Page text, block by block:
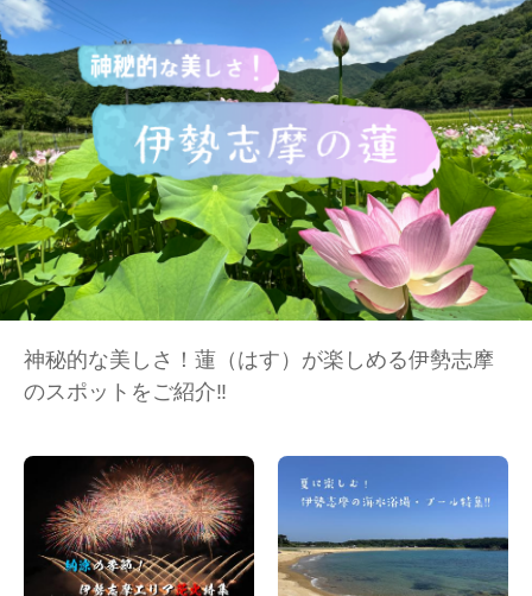
神秘的な美しさ！蓮（はす）が楽しめる伊勢志摩
のスポットをご紹介‼